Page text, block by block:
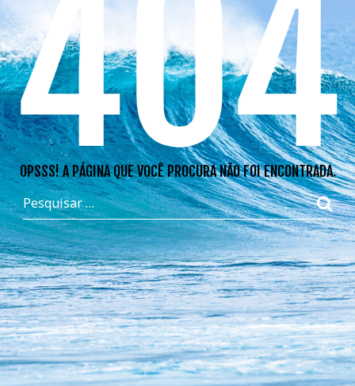
404
OPSSS! A PÁGINA QUE VOCÊ PROCURA NÃO FOI ENCONTRADA.